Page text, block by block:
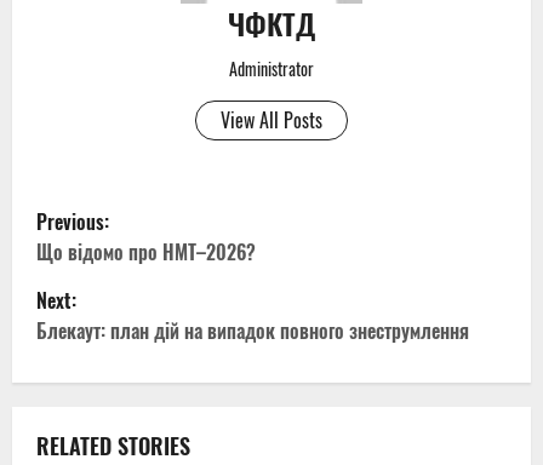
ЧФКТД
Administrator
View All Posts
P
o
s
Previous:
Що відомо про НМТ–2026?
Next:
Блекаут: план дій на випадок повного знеструмлення
RELATED STORIES